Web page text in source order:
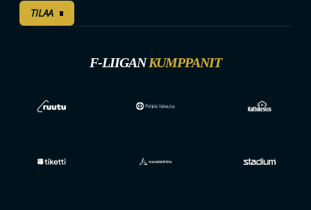
TILAA
F-LIIGANKUMPPANIT